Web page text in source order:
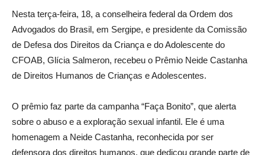
Nesta terça-feira, 18, a conselheira federal da Ordem dos
Advogados do Brasil, em Sergipe, e presidente da Comissão
de Defesa dos Direitos da Criança e do Adolescente do
CFOAB, Glícia Salmeron, recebeu o Prêmio Neide Castanha
de Direitos Humanos de Crianças e Adolescentes.
O prêmio faz parte da campanha “Faça Bonito”, que alerta
sobre o abuso e a exploração sexual infantil. Ele é uma
homenagem a Neide Castanha, reconhecida por ser
defensora dos direitos humanos, que dedicou grande parte de